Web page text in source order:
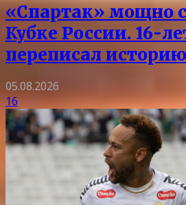
«Спартак» мощно
Кубке России. 16-
переписал
05.08.2026
16